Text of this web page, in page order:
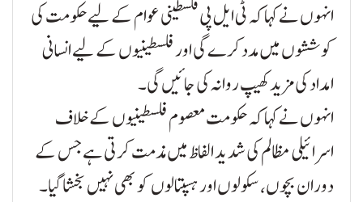
انہوں نے کہا کہ ٹی ایل پی فلسطینی عوام کے لیے حکومت کی
کوششوں میں مدد کرے گی اور فلسطینیوں کے لیے انسانی
امداد کی مزید کھیپ روانہ کی جائیں گی۔
انہوں نے کہا کہ حکومت معصوم فلسطینیوں کے خلاف
اسرائیلی مظالم کی شدید الفاظ میں مذمت کرتی ہے جس کے
دوران بچوں، سکولوں اور ہسپتالوں کو بھی نہیں بخشا گیا۔